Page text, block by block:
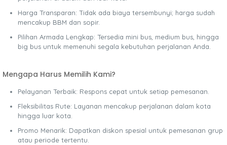
Harga Transparan: Tidak ada biaya tersembunyi; harga sudah
mencakup BBM dan sopir.
Pilihan Armada Lengkap: Tersedia mini bus, medium bus, hingga
big bus untuk memenuhi segala kebutuhan perjalanan Anda.
Mengapa Harus Memilih Kami?
Pelayanan Terbaik: Respons cepat untuk setiap pemesanan.
Fleksibilitas Rute: Layanan mencakup perjalanan dalam kota
hingga luar kota.
Promo Menarik: Dapatkan diskon spesial untuk pemesanan grup
atau periode tertentu.